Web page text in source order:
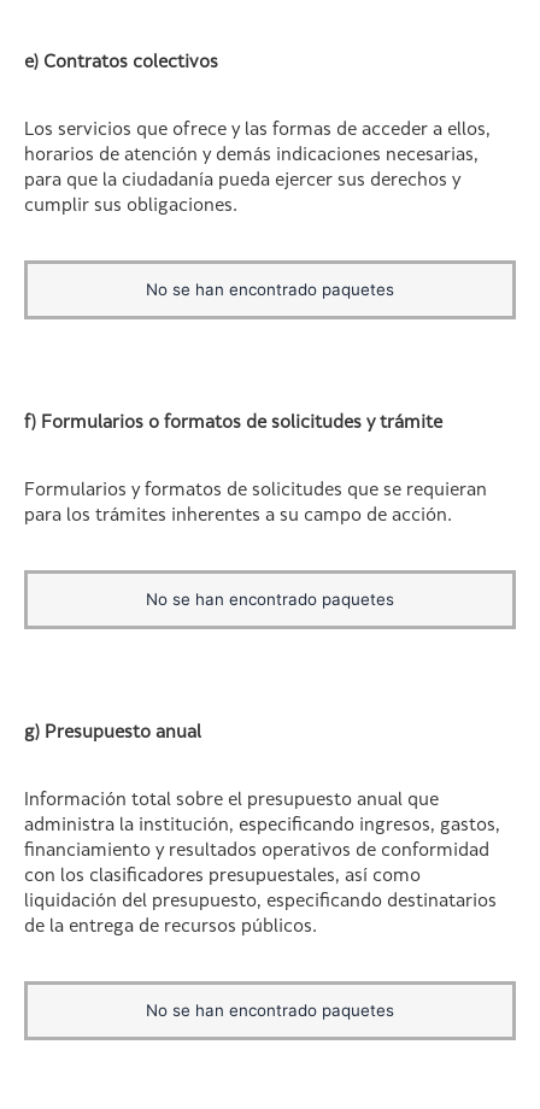
e) Contratos colectivos
Los servicios que ofrece y las formas de acceder a ellos,
horarios de atención y demás indicaciones necesarias,
para que la ciudadanía pueda ejercer sus derechos y
cumplir sus obligaciones.
No se han encontrado paquetes
f) Formularios o formatos de solicitudes y trámite
Formularios y formatos de solicitudes que se requieran
para los trámites inherentes a su campo de acción.
No se han encontrado paquetes
g) Presupuesto anual
Información total sobre el presupuesto anual que
administra la institución, especificando ingresos, gastos,
financiamiento y resultados operativos de conformidad
con los clasificadores presupuestales, así como
liquidación del presupuesto, especificando destinatarios
de la entrega de recursos públicos.
No se han encontrado paquetes